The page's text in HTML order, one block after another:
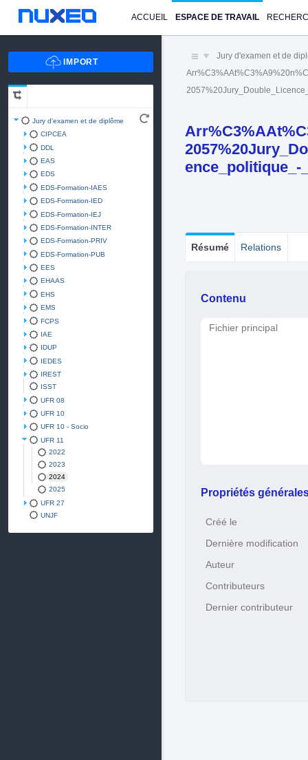
ACCUEIL ESPACE DE TRAVAIL
Jury d'examen et de diplôme
CIPCEA
DDL
EAS
EDS
EDS-Formation-IAES
EDS-Formation-IED
EDS-Formation-IEJ
EDS-Formation-INTER
EDS-Formation-PRIV
EDS-Formation-PUB
EES
EHAAS
EHS
EMS
FCPS
IAE
IDUP
IEDES
IREST
ISST
UFR 08
UFR 10
UFR 10 - Socio
UFR 11
2022
2023
2024
2025
UFR 27
UNJF
Jury d'examen et de
ence_politique_-
Résumé Relations
Contenu
Fichier principal
Propriétés
Créé le
Dernière modification
Auteur
Contributeurs
Dernier contributeur